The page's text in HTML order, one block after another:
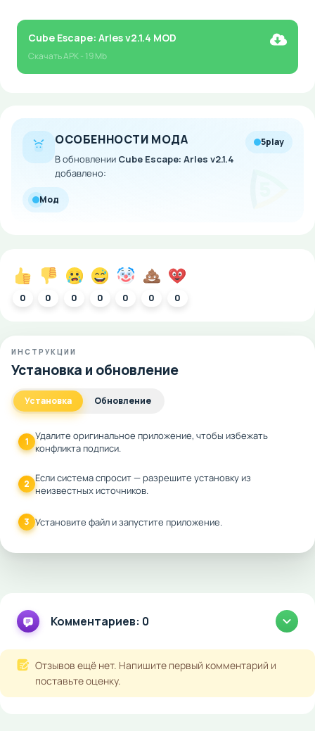
Cube Escape: Arles v2.1.4 MOD
СкачатьAPK- 19 Mb
ОСОБЕННОСТИ МОДА
В обновлении Cube Escape: Arles v2.1.4
добавлено:
5play
Мод
0 0 0 0 0 0 0
ИНСТРУКЦИИ
Установка и обновление
Установка Обновление
1 Удалите оригинальное приложение, чтобы избежать
конфликта подписи.
2 Если система спросит — разрешите установку из
неизвестных источников.
3 Установите файл и запустите приложение.
Комментариев: 0
Отзывов ещё нет. Напишите первый комментарий и
поставьте оценку.